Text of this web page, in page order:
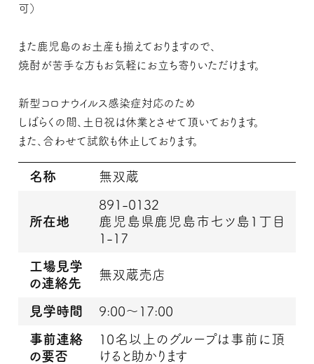
可）
また鹿児島のお土産も揃えておりますので、
焼酎が苦手な方もお気軽にお立ち寄りいただけます。
新型コロナウイルス感染症対応のため
しばらくの間、土日祝は休業とさせて頂いております。
また、合わせて試飲も休止しております。
名称 無双蔵
所在地
891-0132
鹿児島県鹿児島市七ツ島1丁目
1-17
工場見学
の連絡先
無双蔵売店
見学時間 9:00～17:00
事前連絡
の要否
10名以上のグループは事前に頂
けると助かります